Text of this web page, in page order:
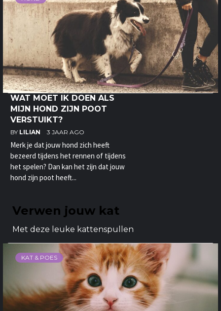
WAT MOET IK DOEN ALS
MIJN HOND ZIJN POOT
VERSTUIKT?
BY LILIAN 3 JAAR AGO
Merk je dat jouw hond zich heeft
bezeerd tijdens het rennen of tijdens
het spelen? Dan kan het zijn dat jouw
hond zijn poot heeft...
Verwen jouw kat
Met deze leuke kattenspullen
KAT & POES